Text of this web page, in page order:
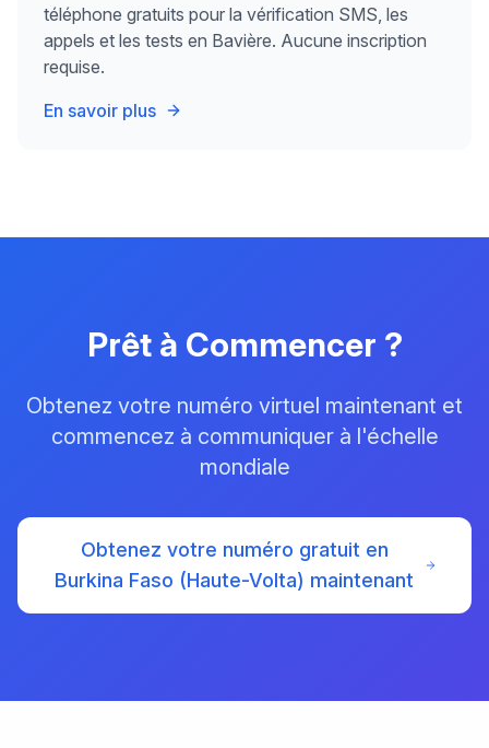
téléphone gratuits pour la vérification SMS, les
appels et les tests en Bavière. Aucune inscription
requise.
En savoir plus
Prêt à Commencer ?
Obtenez votre numéro virtuel maintenant et
commencez à communiquer à l'échelle
mondiale
Obtenez votre numéro gratuit en
Burkina Faso (Haute-Volta) maintenant